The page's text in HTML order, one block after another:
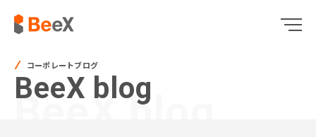
コーポレートブログ
BeeX blog
BeeX blog